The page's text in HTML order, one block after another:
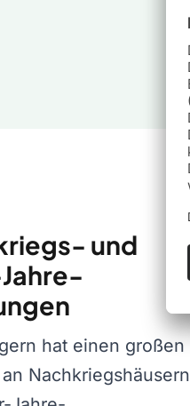
und
hat einen großen
Nachkriegshäusern